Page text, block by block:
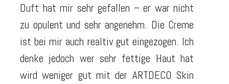
Duft hat mir sehr gefallen – er war nicht
zu opulent und sehr angenehm. Die Creme
ist bei mir auch realtiv gut eingezogen. Ich
denke jedoch wer sehr fettige Haut hat
wird weniger gut mit der ARTDECO Skin